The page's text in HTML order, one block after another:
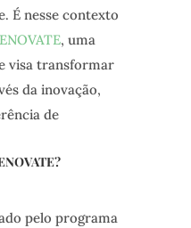
É nesse contexto
, uma
visa transformar
da inovação,
de
pelo programa